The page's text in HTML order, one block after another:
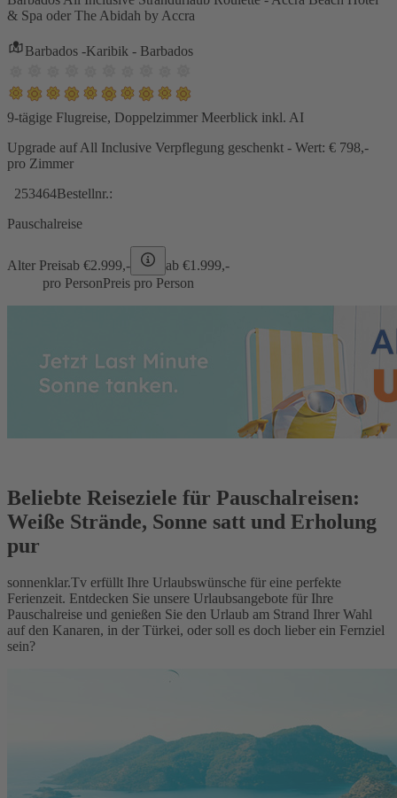
& Spa oder The Abidah by Accra
Barbados -Karibik - Barbados
9-tägige Flugreise, Doppelzimmer Meerblick inkl. AI
Upgrade auf All Inclusive Verpflegung geschenkt - Wert: € 798,-
pro Zimmer
253464Bestellnr.:
Pauschalreise
Alter Preisab €2.999,- ab €1.999,-
pro PersonPreis pro Person
Beliebte Reiseziele für Pauschalreisen:
Weiße Strände, Sonne satt und Erholung
pur
sonnenklar.Tv erfüllt Ihre Urlaubswünsche für eine perfekte
Ferienzeit. Entdecken Sie unsere Urlaubsangebote für Ihre
Pauschalreise und genießen Sie den Urlaub am Strand Ihrer Wahl
auf den Kanaren, in der Türkei, oder soll es doch lieber ein Fernziel
sein?